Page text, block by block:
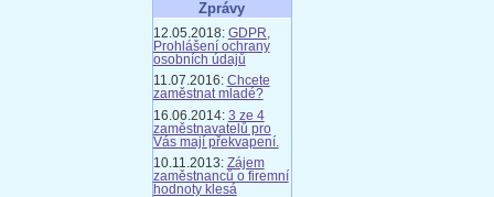
Zprávy
12.05.2018: GDPR,
Prohlášení ochrany
osobních údajů
11.07.2016: Chcete
zaměstnat mladé?
16.06.2014: 3 ze 4
zaměstnavatelů pro
Vás mají překvapení.
10.11.2013: Zájem
zaměstnanců o firemní
hodnoty klesá